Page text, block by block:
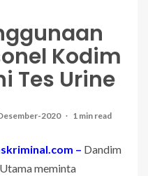
Kodim
Tes Urine
2020 1 min read
– Dandim
meminta